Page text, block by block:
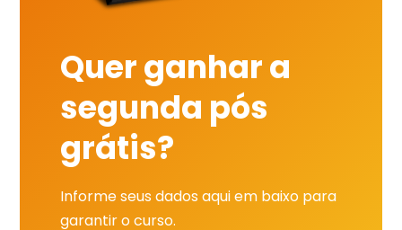
Quer ganhar a
segunda pós
grátis?
Informe seus dados aqui em baixo para
garantir o curso.